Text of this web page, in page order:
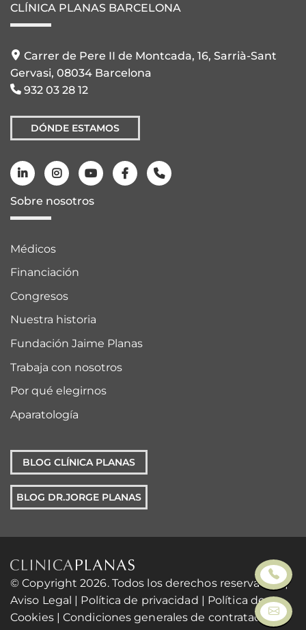
CLÍNICA PLANAS BARCELONA
Carrer de Pere II de Montcada, 16, Sarrià-Sant
Gervasi, 08034 Barcelona
932 03 28 12
DÓNDE ESTAMOS
Sobre nosotros
Médicos
Financiación
Congresos
Nuestra historia
Fundación Jaime Planas
Trabaja con nosotros
Por qué elegirnos
Aparatología
BLOG CLÍNICA PLANAS
BLOG DR.JORGE PLANAS
© Copyright 2026. Todos los derechos reservados. |
Aviso Legal | Política de privacidad | Política de
Cookies|Condiciones generales de contratación